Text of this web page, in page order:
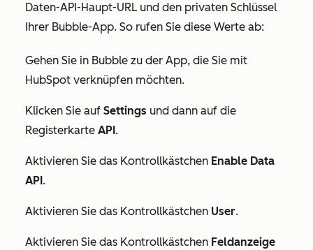
Daten-API-Haupt-URL und den privaten Schlüssel
Ihrer Bubble-App. So rufen Sie diese Werte ab:
Gehen Sie in Bubble zu der App, die Sie mit
HubSpot verknüpfen möchten.
Klicken Sie auf Settings und dann auf die
Registerkarte API .
Aktivieren Sie das Kontrollkästchen Enable Data
API .
Aktivieren Sie das Kontrollkästchen User.
Aktivieren Sie das Kontrollkästchen Feldanzeige